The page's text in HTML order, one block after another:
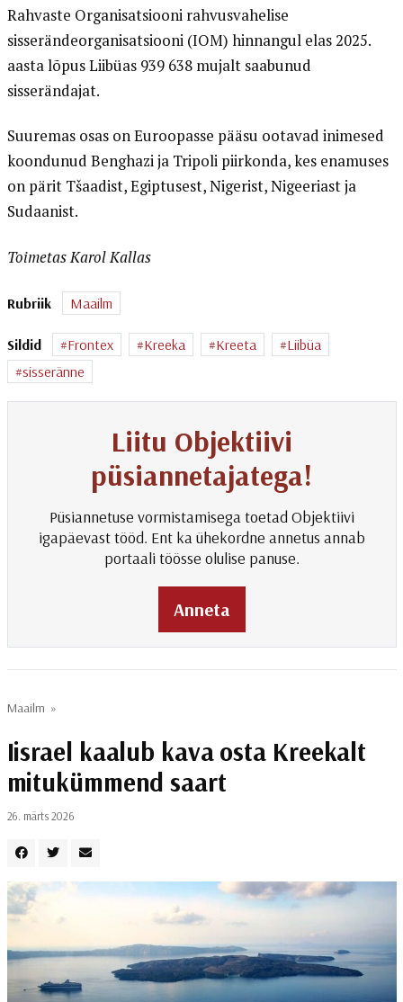
Rahvaste Organisatsiooni rahvusvahelise
sisserändeorganisatsiooni (IOM) hinnangul elas 2025.
aasta lõpus Liibüas 939 638 mujalt saabunud
sisserändajat.
Suuremas osas on Euroopasse pääsu ootavad inimesed
koondunud Benghazi ja Tripoli piirkonda, kes enamuses
on pärit Tšaadist, Egiptusest, Nigerist, Nigeeriast ja
Sudaanist.
Toimetas Karol Kallas
Rubriik Maailm
Sildid Frontex Kreeka Kreeta
Liibüa
sisseränne
Liitu Objektiivi
püsiannetajatega!
Püsiannetuse vormistamisega toetad Objektiivi
igapäevast tööd. Ent ka ühekordne annetus annab
portaali töösse olulise panuse.
Anneta
Maailm »
Iisrael kaalub kava osta Kreekalt
mitukümmend saart
26. märts 2026